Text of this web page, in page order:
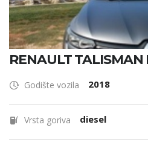
RENAULT TALISMAN
Godište vozila 2018
Vrsta goriva diesel